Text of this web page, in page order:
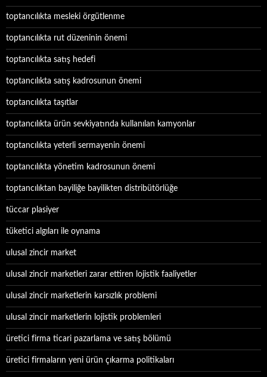
toptancılıkta mesleki örgütlenme
toptancılıkta rut düzeninin önemi
toptancılıkta satış hedefi
toptancılıkta satış kadrosunun önemi
toptancılıkta taşıtlar
toptancılıkta ürün sevkiyatında kullanılan kamyonlar
toptancılıkta yeterli sermayenin önemi
toptancılıkta yönetim kadrosunun önemi
toptancılıktan bayiliğe bayilikten distribütörlüğe
tüccar plasiyer
tüketici algıları ile oynama
ulusal zincir market
ulusal zincir marketleri zarar ettiren lojistik faaliyetler
ulusal zincir marketlerin karsızlık problemi
ulusal zincir marketlerin lojistik problemleri
üretici firma ticari pazarlama ve satış bölümü
üretici firmaların yeni ürün çıkarma politikaları